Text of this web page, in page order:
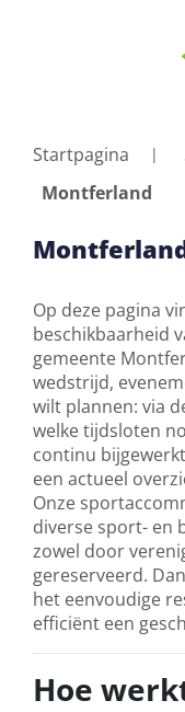
Startpagina
Montferland
Op deze pagina
beschikbaarheid
gemeente
wedstrijd,
wilt plannen: via
welke tijdsloten
continu
een actueel
Onze
diverse sport- en
zowel door
gereserveerd.
het eenvoudige
efficiënt een
Hoe